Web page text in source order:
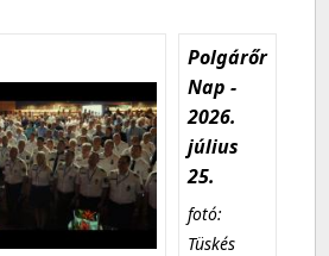
Polgárőr
Nap -
2026.
július
25.
fotó:
Tüskés